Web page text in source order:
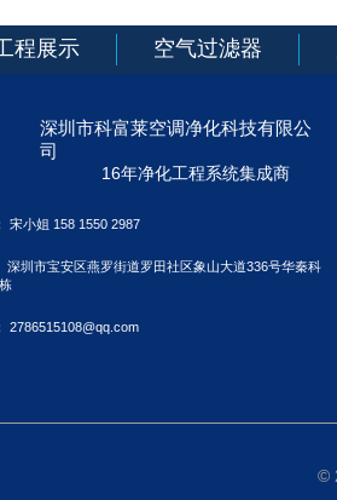
程展示 空气过滤器
深圳市科富莱空调净化科技有限公
司
16年净化工程系统集成商
宋小姐 158 1550 2987
深圳市宝安区燕罗街道罗田社区象山大道336号华秦科
2786515108@qq.com
©